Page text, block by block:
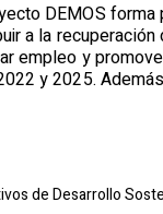
DEMOS
a la
empleo y
y 2025.
de Desarrollo